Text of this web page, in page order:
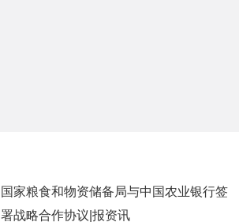
国家粮食和物资储备局与中国农业银行签
署战略合作协议|报资讯